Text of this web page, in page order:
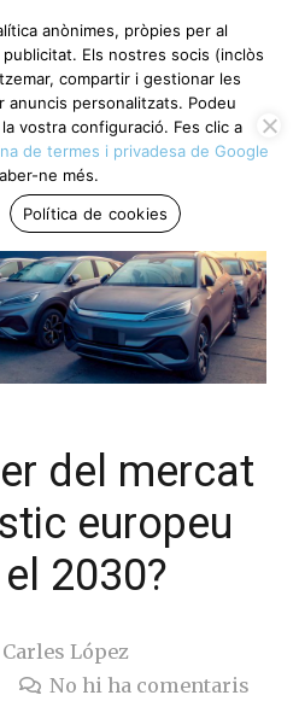
del mercat
europeu
2030?
Carles López
No hi ha comentaris
anònimes, pròpies per al
Els nostres socis (inclòs
compartir i gestionar les
personalitzats. Podeu
vostra configuració. Fes clic a
de termes i privadesa de Google
ne més.
Política de cookies